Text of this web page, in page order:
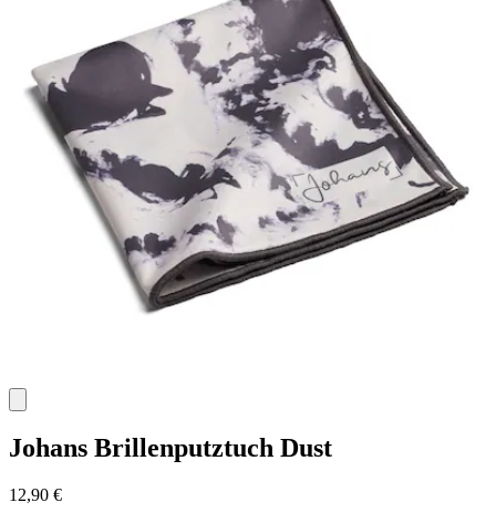
Johans Brillenputztuch Dust
12,90 €